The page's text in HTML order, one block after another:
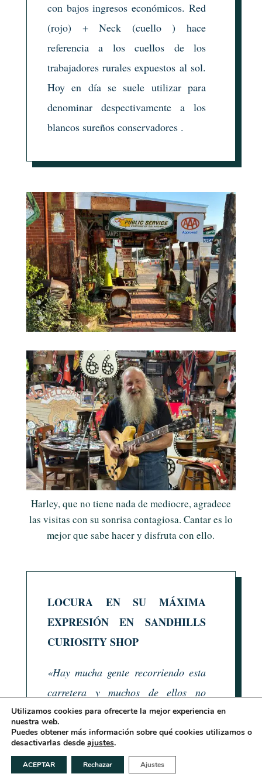
con bajos ingresos económicos. Red
(rojo) + Neck (cuello ) hace
referencia a los cuellos de los
trabajadores rurales expuestos al sol.
Hoy en día se suele utilizar para
denominar despectivamente a los
blancos sureños conservadores .
Harley, que no tiene nada de mediocre, agradece
las visitas con su sonrisa contagiosa. Cantar es lo
mejor que sabe hacer y disfruta con ello.
LOCURA EN SU MÁXIMA
EXPRESIÓN EN SANDHILLS
CURIOSITY SHOP
«Hay mucha gente recorriendo esta
carretera y muchos de ellos no
vienen a verme. Nunca han oído
hablar de mí y pasan de largo. Se
van directamente a los museos y a
las tiendas de souvenirs, a las
Utilizamos cookies para ofrecerte la mejor experiencia en
nuestra web.
Puedes obtener más información sobre qué cookies utilizamos o
desactivarlas desde ajustes.
ACEPTAR Rechazar Ajustes